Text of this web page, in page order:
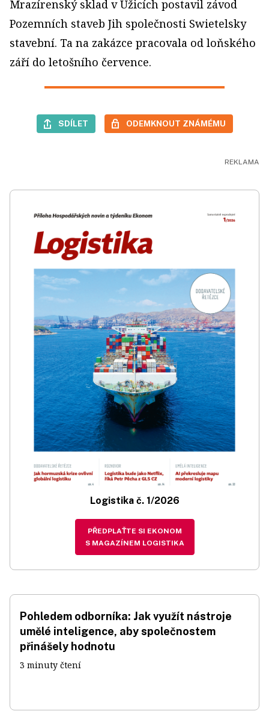
Mrazírenský sklad v Úžicích postavil závod
Pozemních staveb Jih společnosti Swietelsky
stavební. Ta na zakázce pracovala od loňského
září do letošního července.
SDÍLET ODEMKNOUT ZNÁMÉMU
Logistika č. 1/2026
PŘEDPLAŤTE SI EKONOM
S MAGAZÍNEM LOGISTIKA
Pohledem odborníka: Jak využít nástroje
umělé inteligence, aby společnostem
přinášely hodnotu
3 minuty čtení